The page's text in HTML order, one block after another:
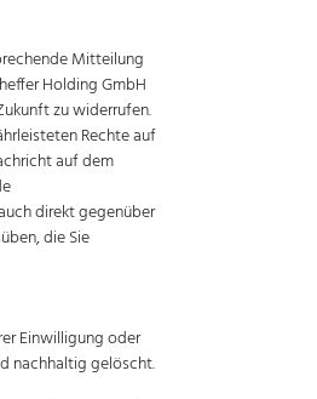
Mitteilung
Holding GmbH
zu widerrufen.
Rechte auf
auf dem
direkt gegenüber
die Sie
Einwilligung oder
nachhaltig gelöscht.